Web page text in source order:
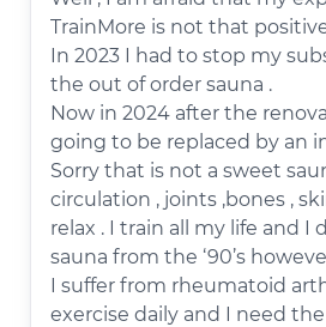
TrainMore is not that
In 2023 I had to stop my
the out of order sauna .
Now in 2024 after the
going to be replaced by an
Sorry that is not a sweet
circulation , joints ,bones ,
relax . I train all my life and I
sauna from the ‘90’s
I suffer from rheumatoid
exercise daily and I need